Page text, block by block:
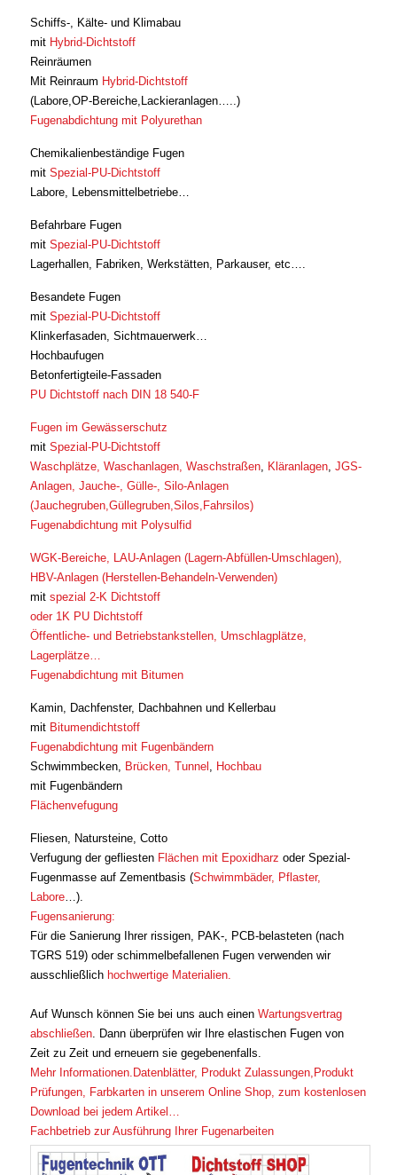
Schiffs-, Kälte- und Klimabau
mit Hybrid-Dichtstoff
Reinräumen
Mit Reinraum Hybrid-Dichtstoff
(Labore,OP-Bereiche,Lackieranlagen…..)
Fugenabdichtung mit Polyurethan
Chemikalienbeständige Fugen
mitSpezial-PU-Dichtstoff
Labore, Lebensmittelbetriebe…
Befahrbare Fugen
mitSpezial-PU-Dichtstoff
Lagerhallen, Fabriken, Werkstätten, Parkauser, etc….
Besandete Fugen
mitSpezial-PU-Dichtstoff
Klinkerfasaden, Sichtmauerwerk…
Hochbaufugen
Betonfertigteile-Fassaden
PU Dichtstoff nach DIN 18 540-F
Fugen im Gewässerschutz
mitSpezial-PU-Dichtstoff
Waschplätze, Waschanlagen, Waschstraßen Kläranlagen ,JGS-
Anlagen, Jauche-, Gülle-, Silo-Anlagen
(Jauchegruben,Güllegruben,Silos,Fahrsilos)
Fugenabdichtung mit Polysulfid
WGK-Bereiche, LAU-Anlagen (Lagern-Abfüllen-Umschlagen),
HBV-Anlagen (Herstellen-Behandeln-Verwenden)
mitspezial 2-K Dichtstoff
oder 1K PU Dichtstoff
Öffentliche- und Betriebstankstellen, Umschlagplätze,
Lagerplätze…
Fugenabdichtung mit Bitumen
Kamin, Dachfenster, Dachbahnen und Kellerbau
mit Bitumendichtstoff
Fugenabdichtung mit Fugenbändern
Schwimmbecken, Brücken, Tunnel
Hochbau
mit Fugenbändern
Flächenvefugung
Fliesen, Natursteine, Cotto
Verfugung der gefliesten Flächen mit Epoxidharzoder Spezial-
Fugenmasse auf Zementbasis (Schwimmbäder, Pflaster,
Labore …).
Fugensanierung:
Für die Sanierung Ihrer rissigen, PAK-, PCB-belasteten (nach
TGRS 519) oder schimmelbefallenen Fugen verwenden wir
ausschließlich hochwertige Materialien.
Auf Wunsch können Sie bei uns auch einenWartungsvertrag
abschließen . Dann überprüfen wir Ihre elastischen Fugen von
Zeit zu Zeit und erneuern sie gegebenenfalls.
Mehr Informationen.Datenblätter, Produkt Zulassungen,Produkt
Prüfungen, Farbkarten in unserem Online Shop, zum kostenlosen
Download bei jedem Artikel…
Fachbetrieb zur Ausführung Ihrer Fugenarbeiten